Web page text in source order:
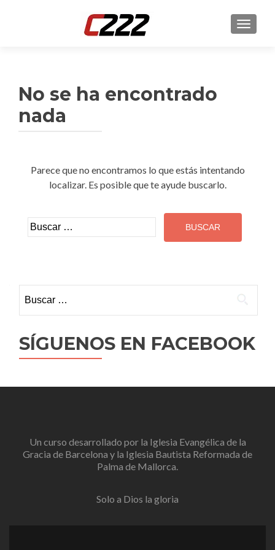
No se ha encontrado
nada
Parece que no encontramos lo que estás intentando
localizar. Es posible que te ayude buscarlo.
Buscar:
SÍGUENOS EN FACEBOOK
Un curso desarrollado por la Iglesia Evangélica de la
Gracia de Barcelona y la Iglesia Bautista Reformada de
Palma de Mallorca.
Solo a Dios la gloria